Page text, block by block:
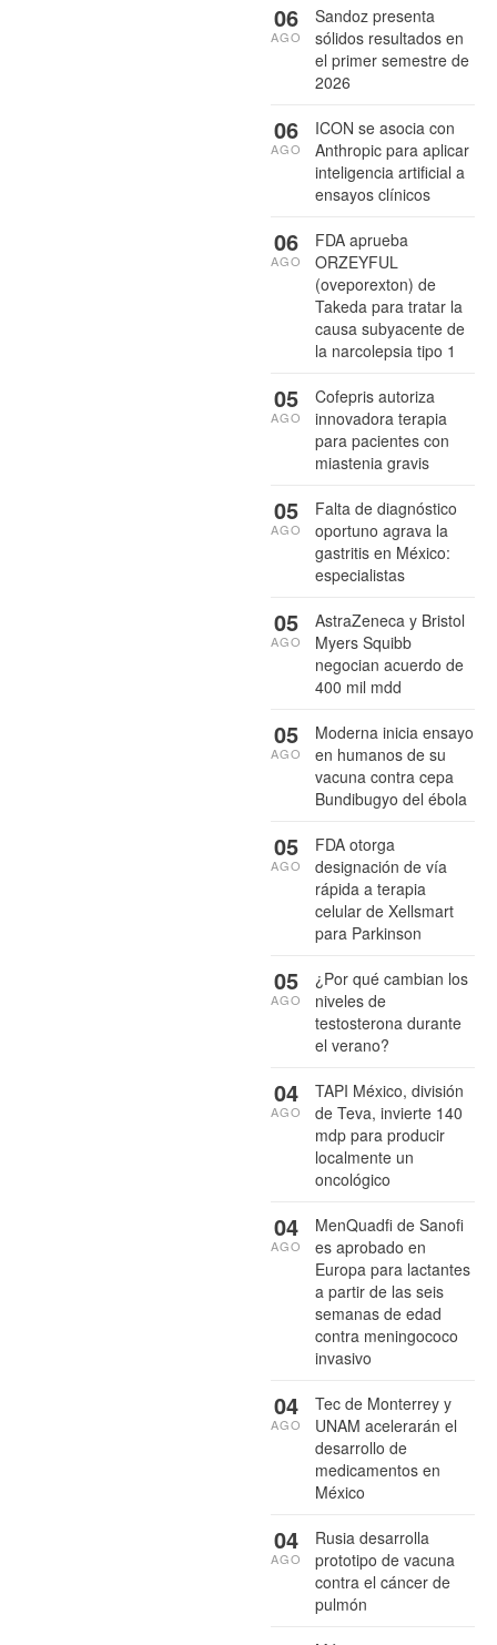
Sandoz presenta
sólidos resultados en
el primer semestre de
2026
06
AGO
ICON se asocia con
Anthropic para aplicar
inteligencia artificial a
ensayos clínicos
06
AGO
FDA aprueba
ORZEYFUL
(oveporexton) de
Takeda para tratar la
causa subyacente de
la narcolepsia tipo 1
06
AGO
Cofepris autoriza
innovadora terapia
para pacientes con
miastenia gravis
05
AGO
Falta de diagnóstico
oportuno agrava la
gastritis en México:
especialistas
05
AGO
AstraZeneca y Bristol
Myers Squibb
negocian acuerdo de
400 mil mdd
05
AGO
Moderna inicia ensayo
en humanos de su
vacuna contra cepa
Bundibugyo del ébola
05
AGO
FDA otorga
designación de vía
rápida a terapia
celular de Xellsmart
para Parkinson
05
AGO
¿Por qué cambian los
niveles de
testosterona durante
el verano?
05
AGO
TAPI México, división
de Teva, invierte 140
mdp para producir
localmente un
oncológico
04
AGO
MenQuadfi de Sanofi
es aprobado en
Europa para lactantes
a partir de las seis
semanas de edad
contra meningococo
invasivo
04
AGO
Tec de Monterrey y
UNAM acelerarán el
desarrollo de
medicamentos en
México
04
AGO
Rusia desarrolla
prototipo de vacuna
contra el cáncer de
pulmón
04
AGO